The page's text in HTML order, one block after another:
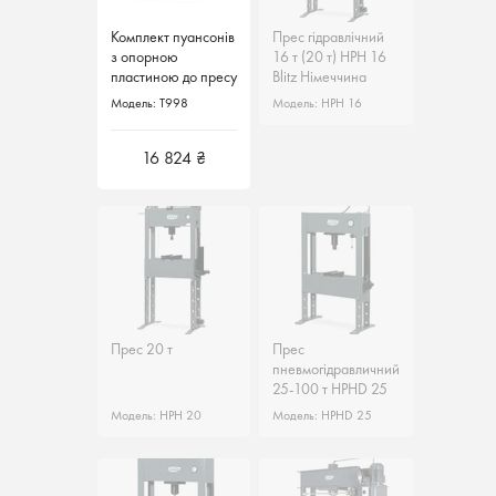
Комплект пуансонів
з опорною
пластиною до пресу
50т T998 Werther
Модель: T998
16 824 ₴
Прес гідравлічний
16 т (20 т) HPH 16
Blitz Німеччина
Модель: HPH 16
Прес гідравлічний
16 т (20 т) HPH 16
Blitz Німеччина
Модель: HPH 16
Прес 20 т
Модель: HPH 20
Прес
пневмогідравличний
25-100 т HPHD 25
Blitz Німеччина
Модель: HPHD 25
Прес
пневмогідравличний
25-100 т HPHD 25
Blitz Німеччина
Модель: HPHD 25